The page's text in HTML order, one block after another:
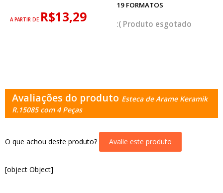
A PARTIR DE R$13,29
19 FORMATOS
esgotado
Avaliações do produto Esteca de Arame Keramik
R.15085 com 4 Peças
O que achou deste produto? Avalie este produto
[object Object]